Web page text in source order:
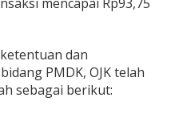
dan
PMDK, OJK telah
sebagai berikut: